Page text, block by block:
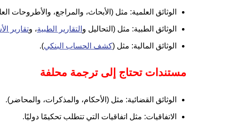
الوثائق العلمية: مثل (الأبحاث، والمراجع، والأطروحات
الوثائق الطبية: مثل (التحاليل و التقارير الطبية، وتقارير
الوثائق المالية: مثل (كشف الحساب البنكي).
مستندات تحتاج إلى ترجمة محلفة
الوثائق القضائية: مثل (الأحكام، والمذكرات، والمحاضر).
الاتفاقيات: مثل اتفاقيات التي تتطلب تحكيمًا دوليًا.